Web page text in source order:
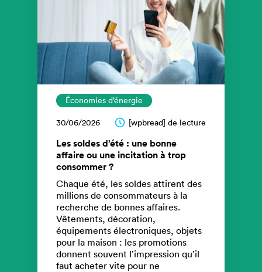
Économies d’énergie
30/06/2026 [wpbread] de lecture
Les soldes d’été : une bonne
affaire ou une incitation à trop
consommer ?
Chaque été, les soldes attirent des
millions de consommateurs à la
recherche de bonnes affaires.
Vêtements, décoration,
équipements électroniques, objets
pour la maison : les promotions
donnent souvent l’impression qu’il
faut acheter vite pour ne